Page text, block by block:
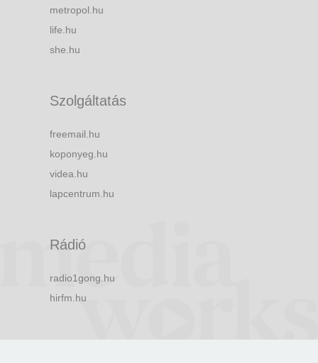
metropol.hu
life.hu
she.hu
Szolgáltatás
freemail.hu
koponyeg.hu
videa.hu
lapcentrum.hu
Rádió
radio1gong.hu
hirfm.hu